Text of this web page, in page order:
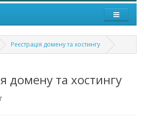
Реєстрація домену та хостингу
домену та хостингу